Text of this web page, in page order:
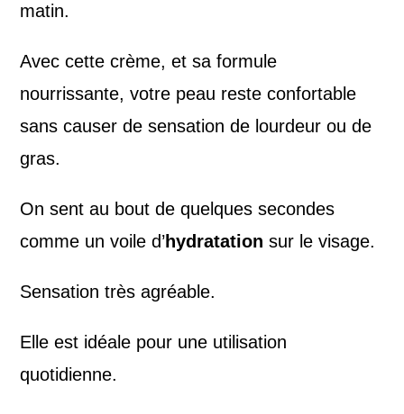
matin.
Avec cette crème, et sa formule
nourrissante, votre peau reste confortable
sans causer de sensation de lourdeur ou de
gras.
On sent au bout de quelques secondes
comme un voile d’hydratation sur le visage.
Sensation très agréable.
Elle est idéale pour une utilisation
quotidienne.